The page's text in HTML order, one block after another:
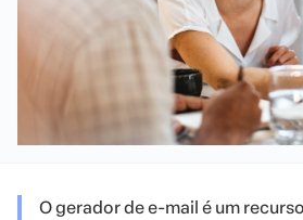
O gerador de e-mail é um